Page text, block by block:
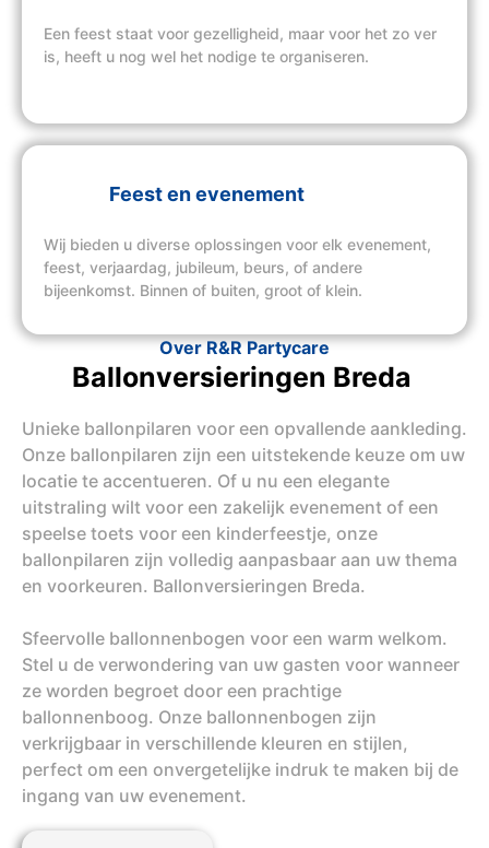
Een feest staat voor gezelligheid, maar voor het zo ver
is, heeft u nog wel het nodige te organiseren.
Feest en evenement
Wij bieden u diverse oplossingen voor elk evenement,
feest, verjaardag, jubileum, beurs, of andere
bijeenkomst. Binnen of buiten, groot of klein.
Over R&R Partycare
Ballonversieringen Breda
Unieke ballonpilaren voor een opvallende aankleding.
Onze ballonpilaren zijn een uitstekende keuze om uw
locatie te accentueren. Of u nu een elegante
uitstraling wilt voor een zakelijk evenement of een
speelse toets voor een kinderfeestje, onze
ballonpilaren zijn volledig aanpasbaar aan uw thema
en voorkeuren. Ballonversieringen Breda.
Sfeervolle ballonnenbogen voor een warm welkom.
Stel u de verwondering van uw gasten voor wanneer
ze worden begroet door een prachtige
ballonnenboog. Onze ballonnenbogen zijn
verkrijgbaar in verschillende kleuren en stijlen,
perfect om een onvergetelijke indruk te maken bij de
ingang van uw evenement.